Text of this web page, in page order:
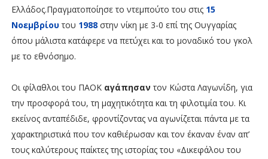
Ελλάδος.Πραγματοποίησε το ντεμπούτο του στις 15
Νοεμβρίουτου 1988στην νίκη με 3-0 επί της Ουγγαρίας
όπου μάλιστα κατάφερε να πετύχει και το μοναδικό του γκολ
με το εθνόσημο.
Οι φίλαθλοι του ΠΑΟΚ αγάπησαν τον Κώστα Λαγωνίδη, για
την προσφορά του, τη μαχητικότητα και τη φιλοτιμία του. Κι
εκείνος ανταπέδιδε, φροντίζοντας να αγωνίζεται πάντα με τα
χαρακτηριστικά που τον καθιέρωσαν και τον έκαναν έναν απ’
τους καλύτερους παίκτες της ιστορίας του «Δικεφάλου του